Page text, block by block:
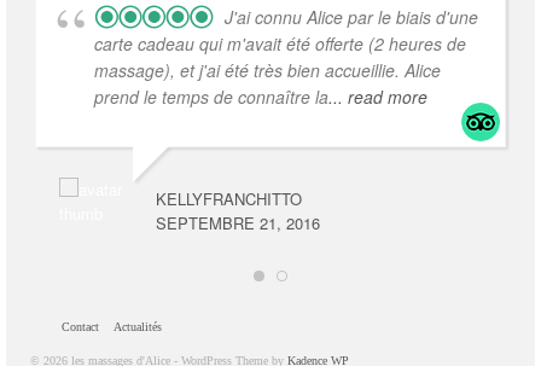
J'ai connu Alice par le biais d'une
carte cadeau qui m'avait été offerte (2 heures de
massage), et j'ai été très bien accueillie. Alice
prend le temps de connaître la... read more
KELLYFRANCHITTO
SEPTEMBRE 21, 2016
Contact Actualités
© 2026 les massages d'Alice - WordPress Theme by Kadence WP